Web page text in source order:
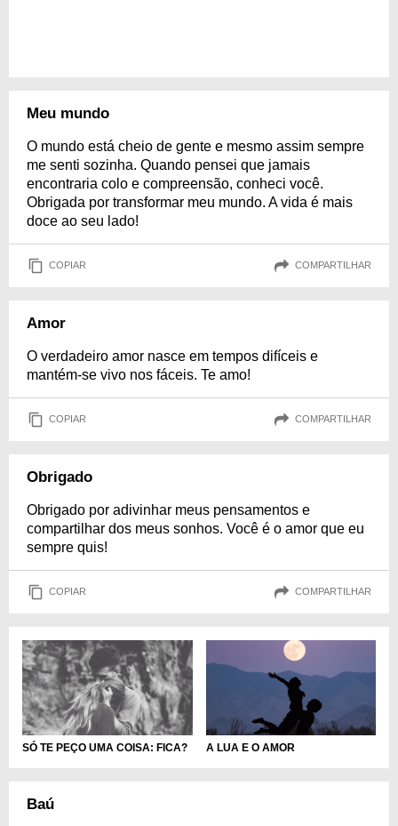
Meu mundo
O mundo está cheio de gente e mesmo assim sempre
me senti sozinha. Quando pensei que jamais
encontraria colo e compreensão, conheci você.
Obrigada por transformar meu mundo. A vida é mais
doce ao seu lado!
COPIAR COMPARTILHAR
Amor
O verdadeiro amor nasce em tempos difíceis e
mantém-se vivo nos fáceis. Te amo!
COPIAR COMPARTILHAR
Obrigado
Obrigado por adivinhar meus pensamentos e
compartilhar dos meus sonhos. Você é o amor que eu
sempre quis!
COPIAR COMPARTILHAR
SÓ TE PEÇO UMA COISA: FICA? A LUA E O AMOR
Baú